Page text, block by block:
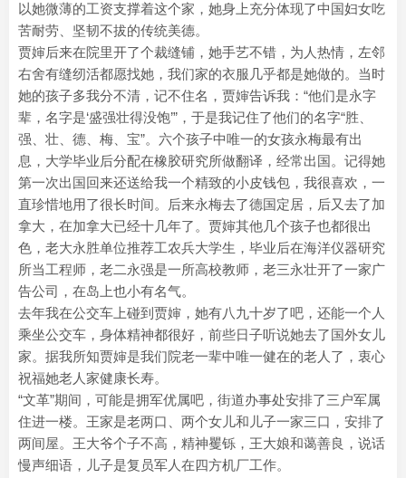
以她微薄的工资支撑着这个家，她身上充分体现了中国妇女吃
苦耐劳、坚韧不拔的传统美德。
贾婶后来在院里开了个裁缝铺，她手艺不错，为人热情，左邻
右舍有缝纫活都愿找她，我们家的衣服几乎都是她做的。当时
她的孩子多我分不清，记不住名，贾婶告诉我：“他们是永字
辈，名字是‘盛强壮得没饱’”，于是我记住了他们的名字“胜、
强、壮、德、梅、宝”。六个孩子中唯一的女孩永梅最有出
息，大学毕业后分配在橡胶研究所做翻译，经常出国。记得她
第一次出国回来还送给我一个精致的小皮钱包，我很喜欢，一
直珍惜地用了很长时间。后来永梅去了德国定居，后又去了加
拿大，在加拿大已经十几年了。贾婶其他几个孩子也都很出
色，老大永胜单位推荐工农兵大学生，毕业后在海洋仪器研究
所当工程师，老二永强是一所高校教师，老三永壮开了一家广
告公司，在岛上也小有名气。
去年我在公交车上碰到贾婶，她有八九十岁了吧，还能一个人
乘坐公交车，身体精神都很好，前些日子听说她去了国外女儿
家。据我所知贾婶是我们院老一辈中唯一健在的老人了，衷心
祝福她老人家健康长寿。
“文革”期间，可能是拥军优属吧，街道办事处安排了三户军属
住进一楼。王家是老两口、两个女儿和儿子一家三口，安排了
两间屋。王大爷个子不高，精神矍铄，王大娘和蔼善良，说话
慢声细语，儿子是复员军人在四方机厂工作。